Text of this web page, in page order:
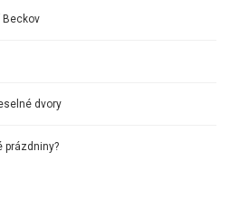
Beckov
dvory
prázdniny?